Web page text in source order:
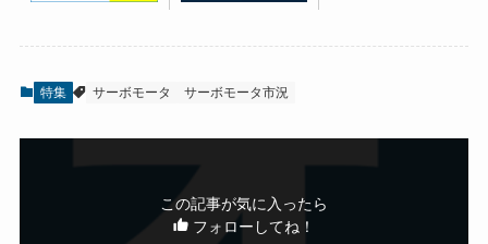
特集 サーボモータ サーボモータ市況
この記事が気に入ったら
フォローしてね！